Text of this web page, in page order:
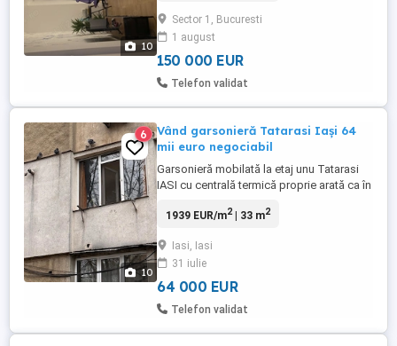
10
Sector 1, Bucuresti
1 august
150 000 EUR
Telefon validat
10
6
Vând garsonieră Tatarasi Iași 64
mii euro negociabil
Garsonieră mobilată la etaj unu Tatarasi
IASI cu centrală termică proprie arată ca în
exterior și interior cu polistiren extrudat de
sanitară separată suprafață de 33 m
pătrați văruită recent cu foarte mari
îmbunătățiri ...
1939 EUR/m2| 33 m2
Iasi, Iasi
31 iulie
64 000 EUR
Telefon validat